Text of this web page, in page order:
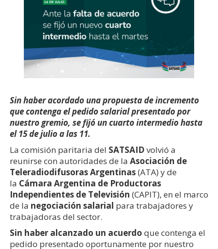
Sin haber acordado una propuesta de incremento
que contenga el pedido salarial presentado por
nuestro gremio, se fijó un cuarto intermedio hasta
el 15 de julio a las 11.
La comisión paritaria del SATSAID volvió a
reunirse con autoridades de la Asociación de
Teleradiodifusoras Argentinas(ATA) y de
la Cámara Argentina de Productoras
Independientes de Televisión (CAPIT), en el marco
de la negociación salarial para trabajadores y
trabajadoras del sector.
Sin haber alcanzado un acuerdo que contenga el
pedido presentado oportunamente por nuestro